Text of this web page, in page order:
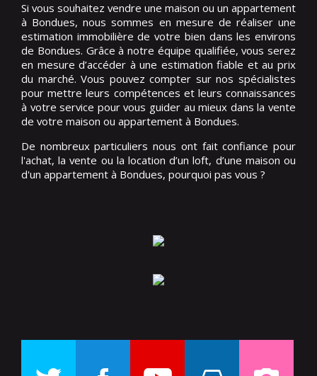
Si vous souhaitez vendre une maison ou un appartement
à Bondues, nous sommes en mesure de réaliser une
estimation immobilière de votre bien dans les environs
de Bondues. Grâce à notre équipe qualifiée, vous serez
en mesure d’accéder à une estimation fiable et au prix
du marché. Vous pouvez compter sur nos spécialistes
pour mettre leurs compétences et leurs connaissances
à votre service pour vous guider au mieux dans la vente
de votre maison ou appartement à Bondues.
De nombreux particuliers nous ont fait confiance pour
l'achat, la vente ou la location d’un loft, d’une maison ou
d'un appartement à Bondues, pourquoi pas vous ?